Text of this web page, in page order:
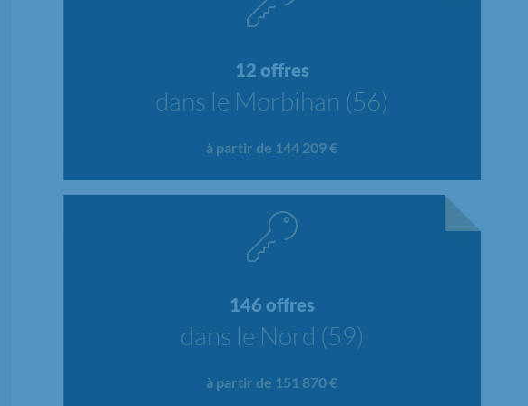
12 offres
dans le Morbihan (56)
à partir de 144 209 €
146 offres
dans le Nord (59)
à partir de 151 870 €